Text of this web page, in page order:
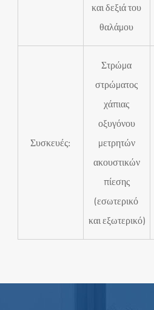
και δεξιά του
θαλάμου
Συσκευές:
Στρώμα
στρώματος
χάπιας
οξυγόνου
μετρητών
ακουστικών
πίεσης
(εσωτερικό
και εξωτερικό)